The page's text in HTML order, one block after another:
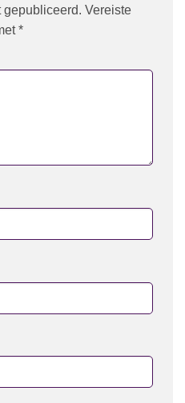
gepubliceerd. Vereiste
*